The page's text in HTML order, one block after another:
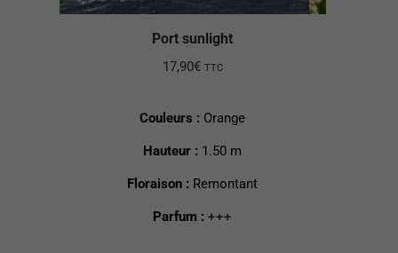
Port sunlight
17,90€ TTC
Couleurs : Orange
Hauteur : 1.50 m
Floraison : Remontant
Parfum : +++